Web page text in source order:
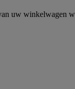
uw winkelwagen